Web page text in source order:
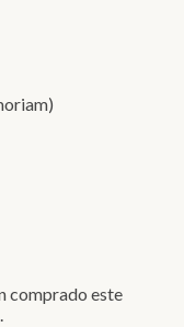
comprado este